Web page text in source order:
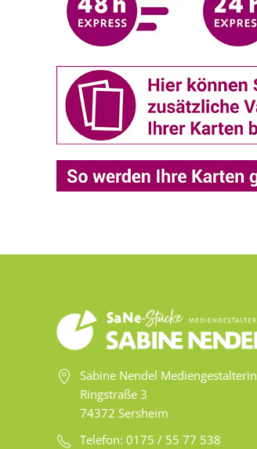
Sabine Nendel Mediengestalterin
Ringstraße 3
74372 Sersheim
Telefon: 0175 / 55 77 538